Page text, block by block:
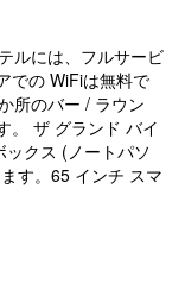
ルには、フルサービ
での WiFiは無料で
所のバー / ラウン
。 ザ グランド バイ
クス (ノートパソ
す。65 インチ スマ